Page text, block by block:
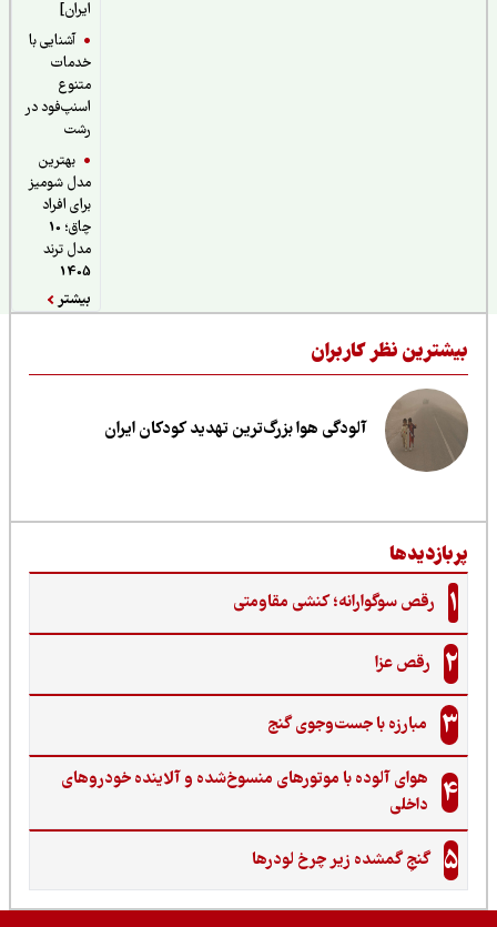
آشنایی با
خدمات
اسنپ‌فود در
بهترین
مدل شومیز
برای افراد
چاق؛ 10
مدل ترند
نظر کاربران
آلودگی هوا بزرگ‌ترین تهدید کودکان ایران
رقص سوگوارانه؛ کنشی مقاومتی
رقص عزا
مبارزه با جست‌وجوی گنج‌
هوای آلوده با موتورهای منسوخ‌شده و آلاینده خودروهای
داخلی
گنجِ گمشده زیر چرخ لودرها